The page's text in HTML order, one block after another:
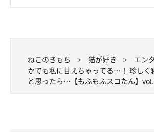
ねこのきもち 猫が好き エン
かでも私に甘えちゃってる…！ 珍しく
と思ったら…【もふもふスコたん】